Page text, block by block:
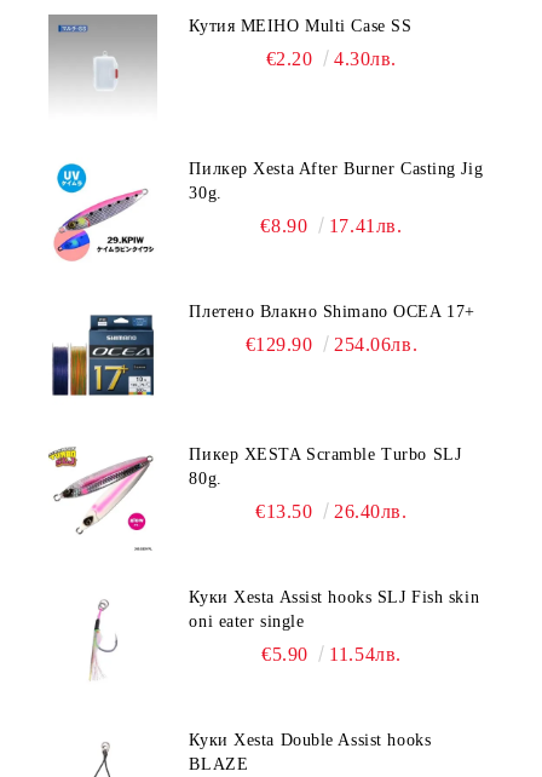
Кутия MEIHO Multi Case SS
€2.20 4.30лв.
Пилкер Xesta After Burner Casting Jig
30g.
€8.90 17.41лв.
Плетено Влакно Shimano OCEA 17+
€129.90 254.06лв.
Пикер XESTA Scramble Turbo SLJ
80g.
€13.50 26.40лв.
Куки Xesta Assist hooks SLJ Fish skin
oni eater single
€5.90 11.54лв.
Куки Xesta Double Assist hooks
BLAZE